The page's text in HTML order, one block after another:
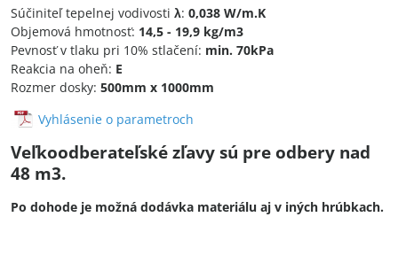
Súčiniteľ tepelnej vodivosti λ: 0,038 W/m.K
Objemová hmotnosť: 14,5 - 19,9 kg/m3
Pevnosť v tlaku pri 10% stlačení: min. 70kPa
Reakcia na oheň: E
Rozmer dosky: 500mm x 1000mm
Vyhlásenie o parametroch
Veľkoodberateľské zľavy sú pre odbery nad
48 m3.
Po dohode je možná dodávka materiálu aj v iných hrúbkach.